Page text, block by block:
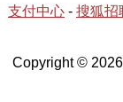
支付中心 - 搜狐招
Copyright ©